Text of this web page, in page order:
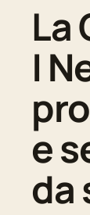
La
|
e
da